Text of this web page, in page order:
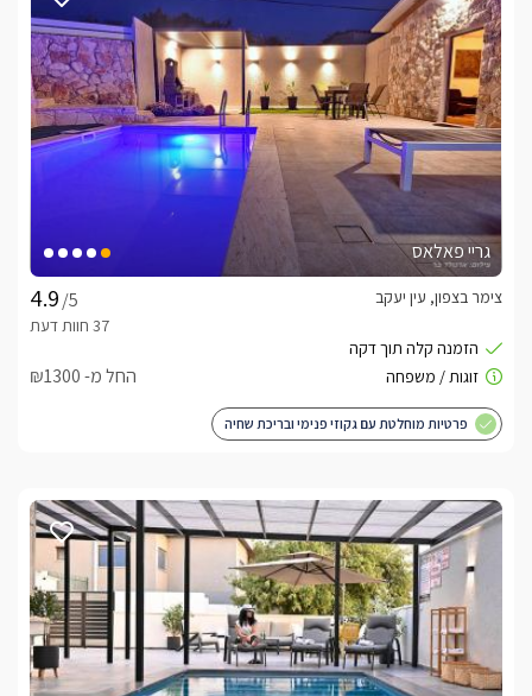
גריי פאלאס
/5
צימר בצפון, עין יעקב
החל מ- ₪1300
פרטיות מוחלטת עם גקוזי פנימי ובריכת שחיה